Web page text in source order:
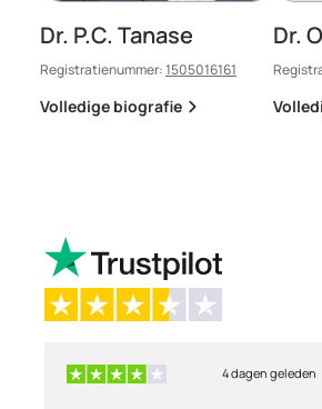
Dr. P.C. Tanase
Registratienummer:1505016161
Volledige biografie
Dr.
4 dagen geleden